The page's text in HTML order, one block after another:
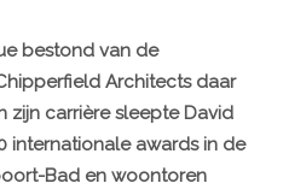
bestond van de
Architects daar
zijn carrière sleepte David
internationale awards in de
Bad en woontoren